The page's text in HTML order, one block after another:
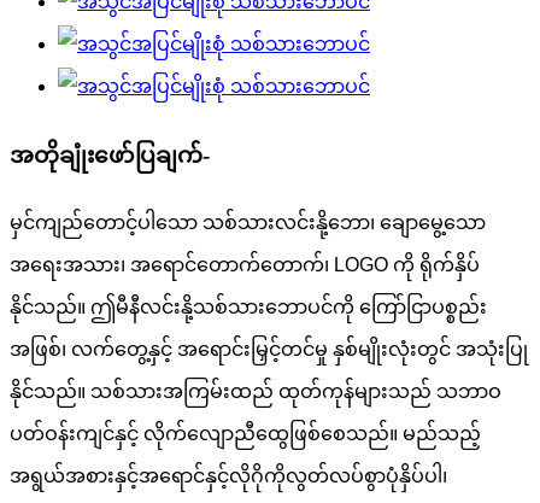
အတိုချုံးဖော်ပြချက်-
မှင်ကျည်တောင့်ပါသော သစ်သားလင်းနို့ဘော၊ ချောမွေ့သော
အရေးအသား၊ အရောင်တောက်တောက်၊ LOGO ကို ရိုက်နှိပ်
နိုင်သည်။ ဤမီနီလင်းနို့သစ်သားဘောပင်ကို ကြော်ငြာပစ္စည်း
အဖြစ်၊ လက်တွေ့နှင့် အရောင်းမြှင့်တင်မှု နှစ်မျိုးလုံးတွင် အသုံးပြု
နိုင်သည်။ သစ်သားအကြမ်းထည် ထုတ်ကုန်များသည် သဘာဝ
ပတ်ဝန်းကျင်နှင့် လိုက်လျောညီထွေဖြစ်စေသည်။ မည်သည့်
အရွယ်အစားနှင့်အရောင်နှင့်လိုဂိုကိုလွတ်လပ်စွာပုံနှိပ်ပါ၊